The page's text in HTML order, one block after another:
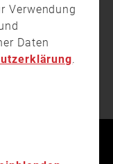
Verwendung
Daten
.